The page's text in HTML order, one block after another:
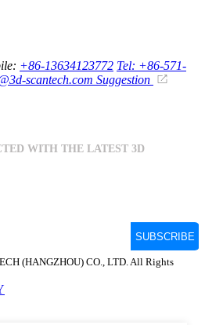
+86-13634123772 Tel: +86-571-
scantech.com Suggestion
(HANGZHOU) CO., LTD. All Rights